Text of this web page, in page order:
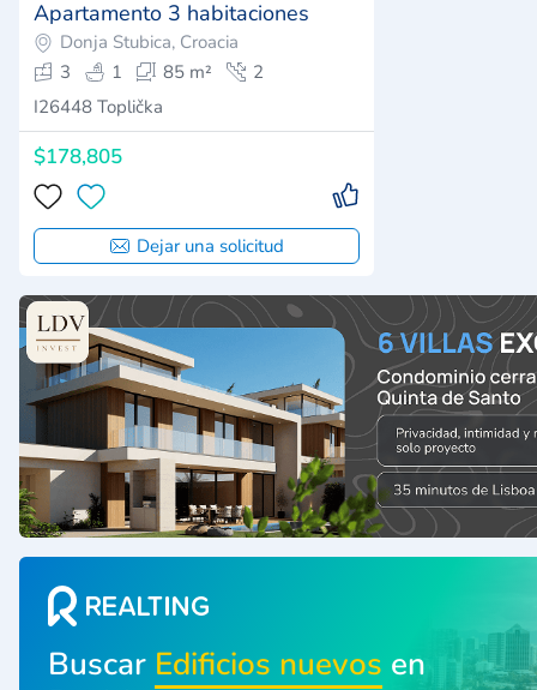
Apartamento 3 habitaciones
Donja Stubica, Croacia
3
1 85 m²
2
I26448 Toplička
$178,805
Dejar una solicitud
Buscar Edificios nuevos en